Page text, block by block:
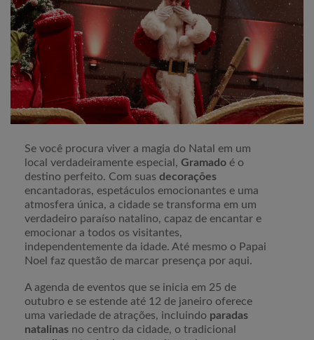
Se você procura viver a magia do Natal em um
local verdadeiramente especial, Gramado é o
destino perfeito. Com suas decorações
encantadoras, espetáculos emocionantes e uma
atmosfera única, a cidade se transforma em um
verdadeiro paraíso natalino, capaz de encantar e
emocionar a todos os visitantes,
independentemente da idade. Até mesmo o Papai
Noel faz questão de marcar presença por aqui.
A agenda de eventos que se inicia em 25 de
outubro e se estende até 12 de janeiro oferece
uma variedade de atrações, incluindo paradas
natalinas no centro da cidade, o tradicional